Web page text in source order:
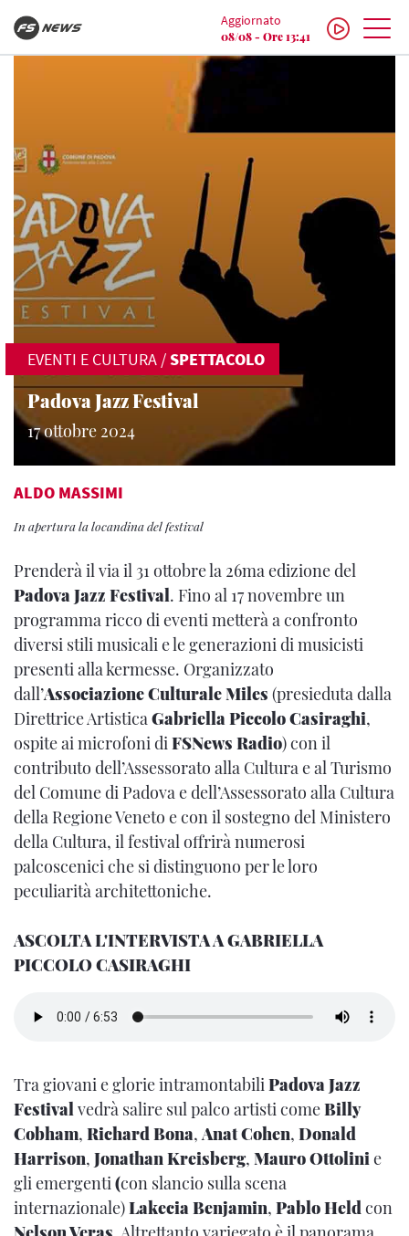
Aggiornato
08/08 - Ore 13:41
EVENTI E CULTURA /SPETTACOLO
Padova Jazz Festival
17 ottobre 2024
ALDO MASSIMI
In apertura la locandina del festival
Prenderà il via il 31 ottobre la 26ma edizione del
Padova Jazz Festival. Fino al 17 novembre un
programma ricco di eventi metterà a confronto
diversi stili musicali e le generazioni di musicisti
presenti alla kermesse. Organizzato
dall’Associazione Culturale Miles (presieduta dalla
Direttrice ArtisticaGabriella Piccolo Casiraghi,
ospite ai microfoni diFSNews Radio)con il
contributo dell’Assessorato alla Cultura e al Turismo
del Comune di Padova e dell’Assessorato alla Cultura
della Regione Veneto e con il sostegno del Ministero
della Cultura, il festival offrirà numerosi
palcoscenici che si distinguono per le loro
peculiarità architettoniche.
ASCOLTA L'INTERVISTA A GABRIELLA
PICCOLO CASIRAGHI
Tra giovani e glorie intramontabiliPadova Jazz
Festivalvedrà salire sul palco artisti comeBilly
Cobham, Richard Bona,Anat Cohen, Donald
Harrison, Jonathan Kreisberg, Mauro Ottolinie
gli emergenti(con slancio sulla scena
internazionale)Lakecia Benjamin, Pablo Heldcon